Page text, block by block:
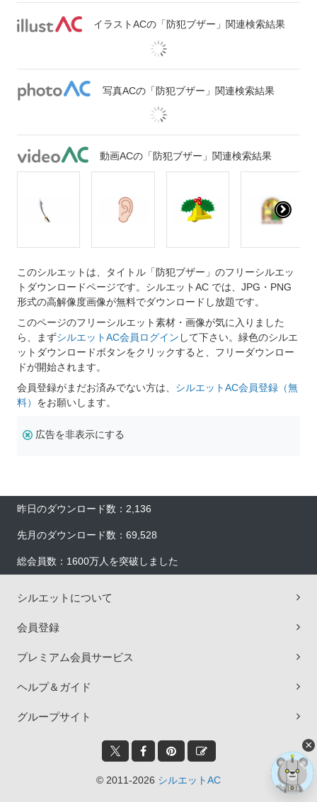
イラストACの「防犯ブザー」関連検索結果
写真ACの「防犯ブザー」関連検索結果
動画ACの「防犯ブザー」関連検索結果
このシルエットは、タイトル「防犯ブザー」のフリーシルエッ
トダウンロードページです。シルエットAC では、JPG・PNG
形式の高解像度画像が無料でダウンロードし放題です。
このページのフリーシルエット素材・画像が気に入りました
ら、まずシルエットAC会員ログイン して下さい。緑色のシルエ
ットダウンロードボタンをクリックすると、フリーダウンロー
ドが開始されます。
会員登録がまだお済みでない方は、 シルエットAC会員登録（無
料） をお願いします。
広告を非表示にする
昨日のダウンロード数：2,136
先月のダウンロード数：69,528
総会員数：1600万人を突破しました
シルエットについて
会員登録
プレミアム会員サービス
ヘルプ＆ガイド
グループサイト
© 2011-2026 シルエットAC
×